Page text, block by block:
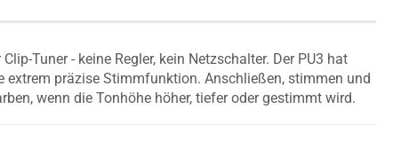
Tuner - keine Regler, kein Netzschalter. Der PU3 hat
präzise Stimmfunktion. Anschließen, stimmen und
wenn die Tonhöhe höher, tiefer oder gestimmt wird.